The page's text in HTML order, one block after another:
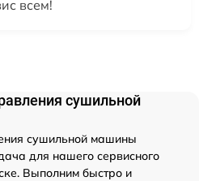
всем!
сушильной
сушильной машины
для нашего сервисного
Выполним быстро и